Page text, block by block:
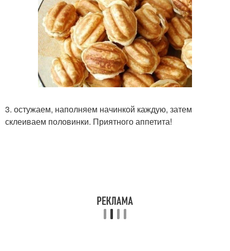
3. остужаем, наполняем начинкой каждую, затем
склеиваем половинки. Приятного аппетита!